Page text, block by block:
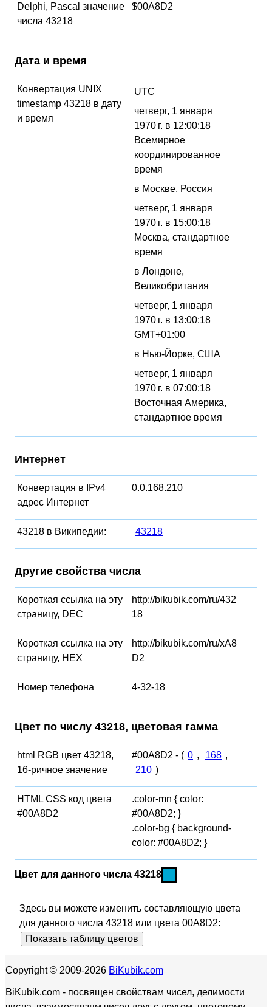
Delphi, Pascal значение
числа 43218
$00A8D2
Дата и время
Конвертация UNIX
timestamp 43218 в дату
и время
UTC
четверг, 1 января
1970 г. в 12:00:18
Всемирное
координированное
время
в Москве, Россия
четверг, 1 января
1970 г. в 15:00:18
Москва, стандартное
время
в Лондоне,
Великобритания
четверг, 1 января
1970 г. в 13:00:18
GMT+01:00
в Нью-Йорке, США
четверг, 1 января
1970 г. в 07:00:18
Восточная Америка,
стандартное время
Интернет
Конвертация в IPv4
адрес Интернет
0.0.168.210
43218 в Википедии: 43218
Другие свойства числа
Короткая ссылка на эту
страницу, DEC
http://bikubik.com/ru/432
18
Короткая ссылка на эту
страницу, HEX
http://bikubik.com/ru/xA8
D2
Номер телефона 4-32-18
Цвет по числу 43218, цветовая гамма
html RGB цвет 43218,
16-ричное значение
#00A8D2 - ( 0 , 168 ,
210 )
HTML CSS код цвета
#00A8D2
.color-mn { color:
#00A8D2; }
.color-bg { background-
color: #00A8D2; }
Цвет для данного числа 43218
Здесь вы можете изменить составляющую цвета
для данного числа 43218 или цвета 00A8D2:
Показать таблицу цветов
Copyright © 2009-2026 BiKubik.com
BiKubik.com - посвящен свойствам чисел, делимости